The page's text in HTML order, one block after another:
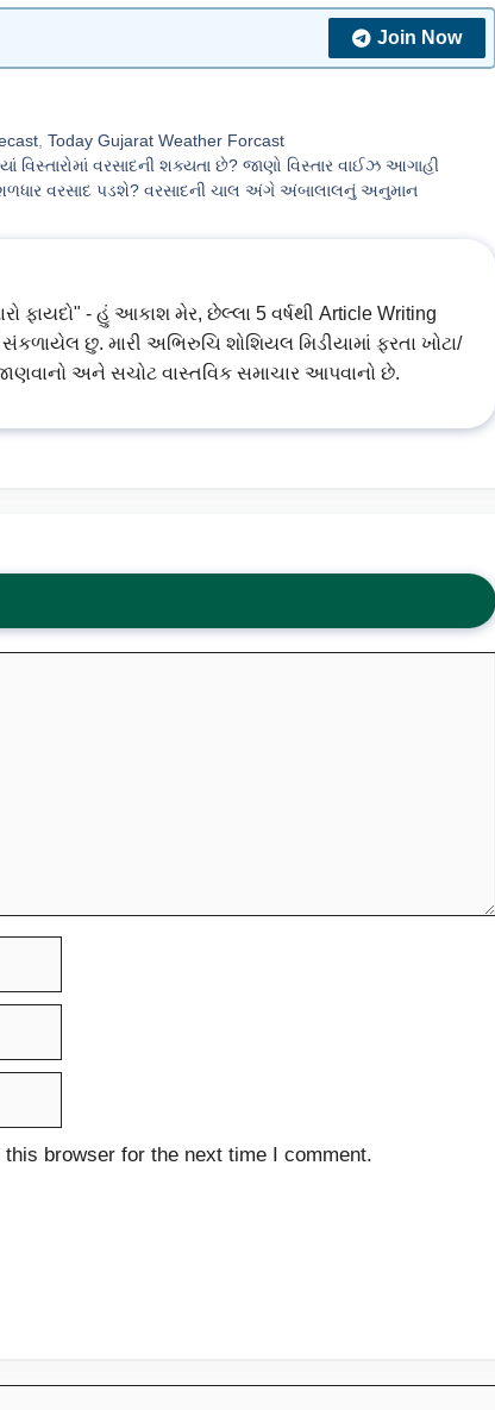
Join Now
,Today Gujarat Weather Forcast
વરસાદની શક્યતા છે? જાણો વિસ્તાર વાઈઝ આગાહી
વરસાદ પડશે? વરસાદની ચાલ અંગે અંબાલાલનું અનુમાન
ફાયદો" - હું આકાશ મેર, છેલ્લા 5 વર્ષથી Article Writing
છુ. મારી અભિરુચિ શોશિયલ મિડીયામાં ફરતા ખોટા/
અને સચોટ વાસ્તવિક સમાચાર આપવાનો છે.
browser for the next time I comment.